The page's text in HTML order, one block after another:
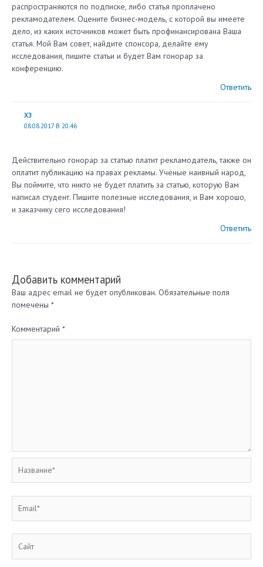
распространяются по подписке, либо статья проплачено
рекламодателем. Оцените бизнес-модель, с которой вы имеете
дело, из каких источников может быть профинансирована Ваша
статья. Мой Вам совет, найдите спонсора, делайте ему
исследования, пишите статьи и будет Вам гонорар за
конференцию.
Ответить
ХЗ
08.08.2017 В 20:46
Действительно гонорар за статью платит рекламодатель, также он
оплатит публикацию на правах рекламы. Учёные наивный народ,
Вы поймите, что никто не будет платить за статью, которую Вам
написал студент. Пишите полезные исследования, и Вам хорошо,
и заказчику сего исследования!
Ответить
Добавить комментарий
Ваш адрес email не будет опубликован. Обязательные поля
помечены *
Комментарий *